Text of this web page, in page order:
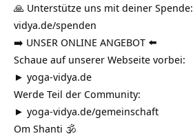
🙏 Unterstütze uns mit deiner Spende:
vidya.de/spenden
➡️ UNSER ONLINE ANGEBOT ⬅️
Schaue auf unserer Webseite vorbei:
► yoga-vidya.de
Werde Teil der Community:
► yoga-vidya.de/gemeinschaft
Om Shanti 🕉